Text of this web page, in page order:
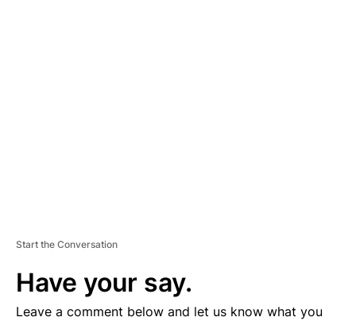
Start the Conversation
Have your say.
Leave a comment below and let us know what you